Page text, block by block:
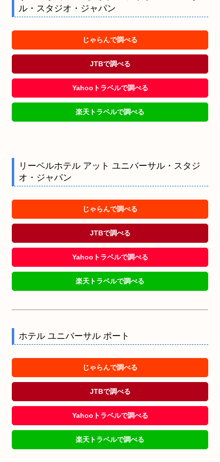
ル・スタジオ・ジャパン
じゃらんで調べる
JTBで調べる
Yahooトラベルで調べる
楽天トラベルで調べる
リーベルホテル アット ユニバーサル・スタジ
オ・ジャパン
じゃらんで調べる
JTBで調べる
Yahooトラベルで調べる
楽天トラベルで調べる
ホテル ユニバーサル ポート
じゃらんで調べる
JTBで調べる
Yahooトラベルで調べる
楽天トラベルで調べる